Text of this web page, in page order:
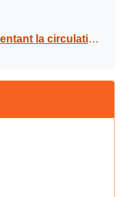
du match concacaf (ligue des nations), le vendredi 11 oct 2024